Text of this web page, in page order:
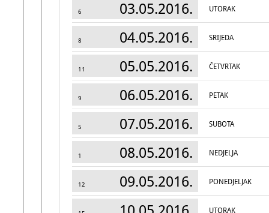
6 03.05.2016. UTORAK
8 04.05.2016. SRIJEDA
11 05.05.2016. ČETVRTAK
9 06.05.2016. PETAK
5 07.05.2016. SUBOTA
1 08.05.2016. NEDJELJA
12 09.05.2016. PONEDJELJAK
UTORAK